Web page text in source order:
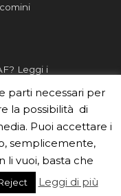
Leggi i
per
scrivici a
oppure
parti necessari per
la possibilità di
Puoi accettare i
semplicemente,
li vuoi, basta che
Leggi di più